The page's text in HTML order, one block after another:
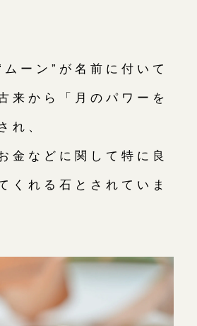
ーン”が名前に付いて
来から「月のパワーを
れ、
金などに関して特に良
くれる石とされていま